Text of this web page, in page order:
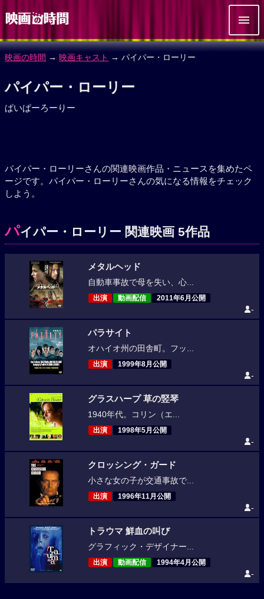
映画の時間 → 映画キャスト → パイパー・ローリー
パイパー・ローリー
ぱいぱーろーりー
パイパー・ローリーさんの関連映画作品・ニュースを集めたペ
ージです。パイパー・ローリーさんの気になる情報をチェック
しよう。
パイパー・ローリー 関連映画 5作品
メタルヘッド
自動車事故で母を失い、心...
出演 動画配信 2011年6月公開
-
パラサイト
オハイオ州の田舎町。フッ...
出演 1999年8月公開
-
グラスハープ 草の竪琴
1940年代。コリン（エ...
出演 1998年5月公開
-
クロッシング・ガード
小さな女の子が交通事故で...
出演 1996年11月公開
-
トラウマ 鮮血の叫び
グラフィック・デザイナー...
出演 動画配信 1994年4月公開
-